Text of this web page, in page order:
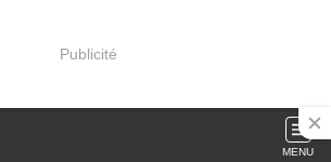
Publicité
MENU